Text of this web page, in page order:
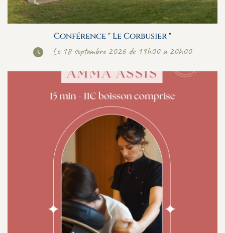
Conférence " Le Corbusier "
Le 18 septembre 2026 de 19h00 a 20h00